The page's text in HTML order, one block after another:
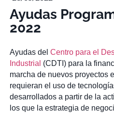
Ayudas
2022
Ayudas del Centro para el
Industrial (CDTI) para la
marcha de nuevos proyectos
requieran el uso de
desarrollados a partir de la
los que la estrategia de